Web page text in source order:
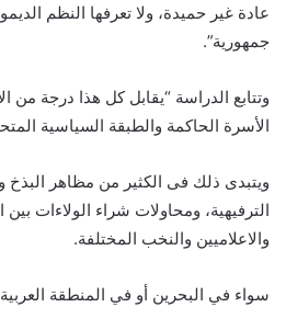
عادة غير حميدة، ولا تعرفها النظم
جمهورية”.
وتتابع الدراسة “يقابل كل هذا درجة من
الأسرة الحاكمة والطبقة السياسية
ويتبدى ذلك فى الكثير من مظاهر البذخ
الترفيهية، ومحاولات شراء الولاءات
والاعلاميين والنخب المختلفة.
سواء في البحرين أو في المنطقة العربية